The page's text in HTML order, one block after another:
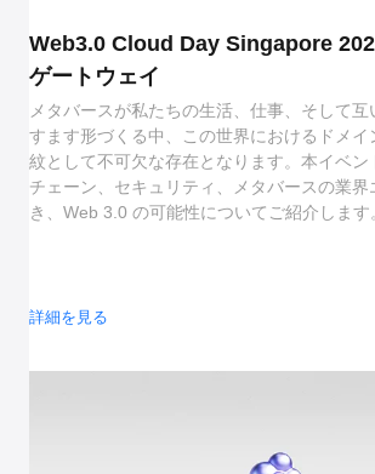
Web3.0 Cloud Day Singapore
ゲートウェイ
メタバースが私たちの生活、仕事、そして互
すます形づくる中、この世界におけるドメイ
紋として不可欠な存在となります。本イベン
チェーン、セキュリティ、メタバースの業界
き、Web 3.0 の可能性についてご紹介します
詳細を見る